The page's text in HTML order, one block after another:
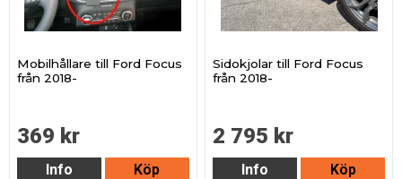
Mobilhållare till Ford Focus
från 2018-
369 kr
Info Köp
Sidokjolar till Ford Focus
från 2018-
2 795 kr
Info Köp